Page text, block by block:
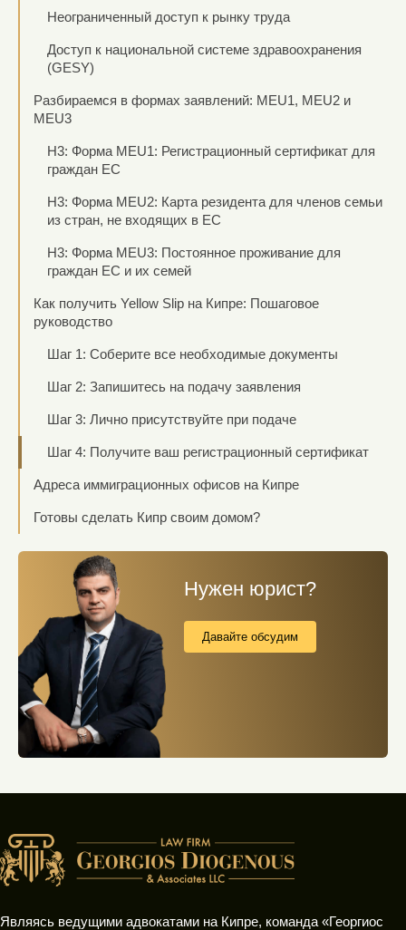
Неограниченный доступ к рынку труда
Доступ к национальной системе здравоохранения
(GESY)
Разбираемся в формах заявлений: MEU1, MEU2 и
MEU3
H3: Форма MEU1: Регистрационный сертификат для
граждан ЕС
H3: Форма MEU2: Карта резидента для членов семьи
из стран, не входящих в ЕС
H3: Форма MEU3: Постоянное проживание для
граждан ЕС и их семей
Как получить Yellow Slip на Кипре: Пошаговое
руководство
Шаг 1: Соберите все необходимые документы
Шаг 2: Запишитесь на подачу заявления
Шаг 3: Лично присутствуйте при подаче
Шаг 4: Получите ваш регистрационный сертификат
Адреса иммиграционных офисов на Кипре
Готовы сделать Кипр своим домом?
Нужен юрист?
Давайте обсудим
Являясь ведущими адвокатами на Кипре, команда «Георгиос